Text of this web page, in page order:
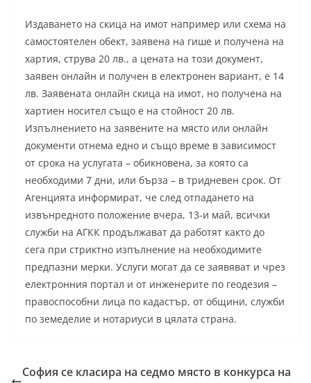
Издаването на скица на имот например или схема на
самостоятелен обект, заявена на гише и получена на
хартия, струва 20 лв., а цената на този документ,
заявен онлайн и получен в електронен вариант, е 14
лв. Заявената онлайн скица на имот, но получена на
хартиен носител също е на стойност 20 лв.
Изпълнението на заявените на място или онлайн
документи отнема едно и също време в зависимост
от срока на услугата – обикновена, за която са
необходими 7 дни, или бърза – в тридневен срок. От
Агенцията информират, че след отпадането на
извънредното положение вчера, 13-и май, всички
служби на АГКК продължават да работят както до
сега при стриктно изпълнение на необходимите
предпазни мерки. Услуги могат да се заявяват и чрез
електронния портал и от инженерите по геодезия –
правоспособни лица по кадастър, от общини, служби
по земеделие и нотариуси в цялата страна.
София се класира на седмо място в конкурса на